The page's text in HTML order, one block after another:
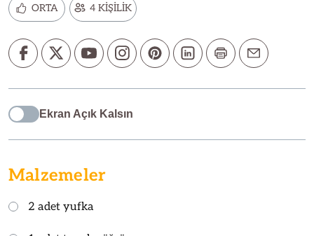
ORTA 4 KİŞİLİK
Ekran Açık Kalsın
Malzemeler
2 adet yufka